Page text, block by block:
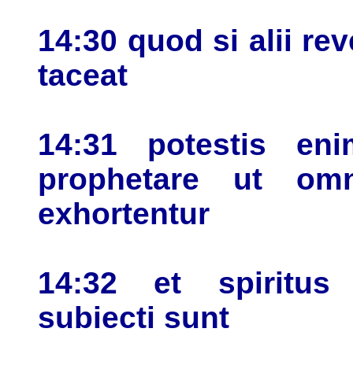
14:30 quod si alii
taceat
14:31 potestis
prophetare ut
exhortentur
14:32 et spiritus
subiecti sunt